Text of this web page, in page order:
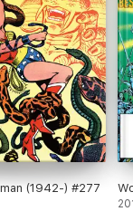
(1942-) #277